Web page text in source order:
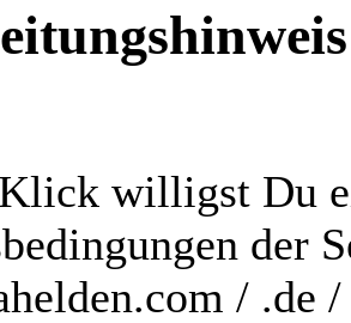
willigst Du
der
/ .de